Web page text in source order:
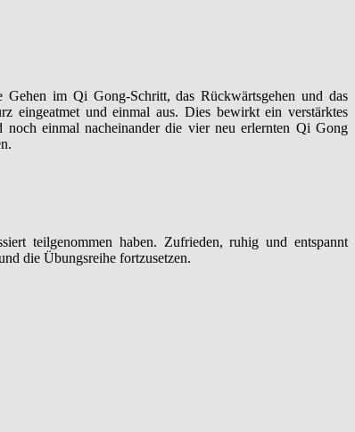
im Qi Gong-Schritt, das Rückwärtsgehen und das
eingeatmet und einmal aus. Dies bewirkt ein verstärktes
noch einmal nacheinander die vier neu erlernten Qi Gong
teilgenommen haben. Zufrieden, ruhig und entspannt
die Übungsreihe fortzusetzen.